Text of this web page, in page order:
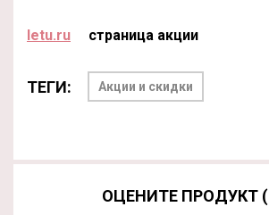
letu.ru страница акции
ТЕГИ: Акции и скидки
ОЦЕНИТЕ ПРОДУКТ (